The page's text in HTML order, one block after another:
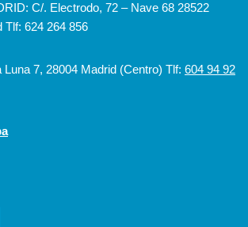
C/. Electrodo, 72 – Nave 68 28522
Tlf: 624 264 856
7, 28004 Madrid (Centro) Tlf: 604 94 92